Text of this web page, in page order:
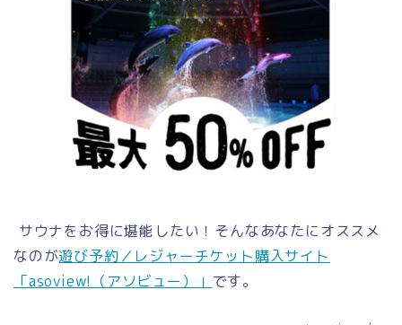
サウナをお得に堪能したい！そんなあなたにオススメ
なのが遊び予約／レジャーチケット購入サイト
「asoview!（アソビュー）」 です。